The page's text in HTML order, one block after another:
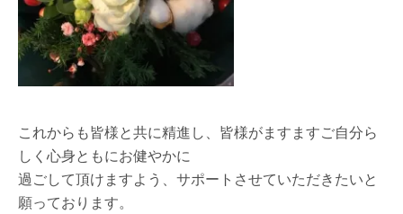
これからも皆様と共に精進し、皆様がますますご自分ら
しく心身ともにお健やかに
過ごして頂けますよう、サポートさせていただきたいと
願っております。